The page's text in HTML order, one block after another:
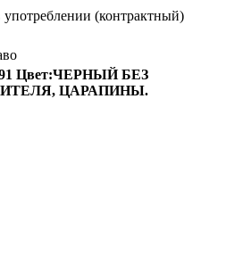
(контрактный)
Цвет:ЧЕРНЫЙ БЕЗ
ЦАРАПИНЫ.